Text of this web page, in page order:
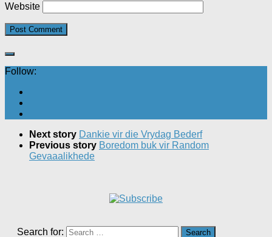
Website
Follow:
Next story Dankie vir die Vrydag Bederf
Previous story Boredom buk vir Random
Gevaaalikhede
Search for: